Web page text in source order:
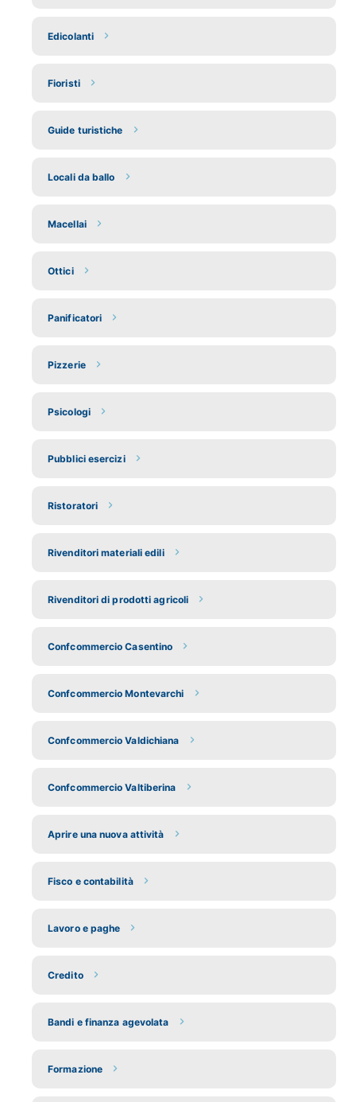
Edicolanti
Fioristi
Guide turistiche
Locali da ballo
Macellai
Ottici
Panificatori
Pizzerie
Psicologi
Pubblici esercizi
Ristoratori
Rivenditori materiali edili
Rivenditori di prodotti agricoli
Confcommercio Casentino
Confcommercio Montevarchi
Confcommercio Valdichiana
Confcommercio Valtiberina
Aprire una nuova attività
Fisco e contabilità
Lavoro e paghe
Credito
Bandi e finanza agevolata
Formazione